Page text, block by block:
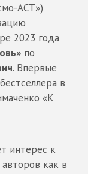
АСТ»)
2023 года
по
. Впервые
в
«К
интерес к
как в